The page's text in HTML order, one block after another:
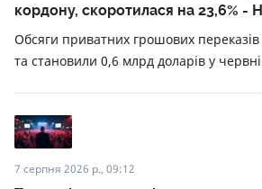
кордону, скоротилася на 23,6% -
Обсяги приватних грошових
та становили 0,6 млрд доларів у
7 серпня 2026 р., 09:12